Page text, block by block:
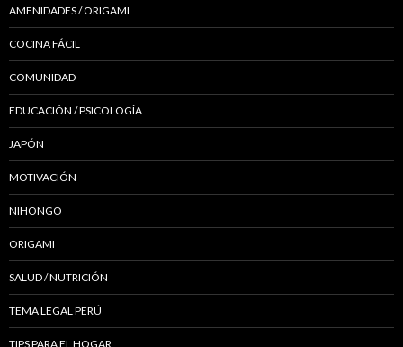
AMENIDADES / ORIGAMI
COCINA FÁCIL
COMUNIDAD
EDUCACIÓN / PSICOLOGÍA
JAPÓN
MOTIVACIÓN
NIHONGO
ORIGAMI
SALUD / NUTRICIÓN
TEMA LEGAL PERÚ
TIPS PARA EL HOGAR